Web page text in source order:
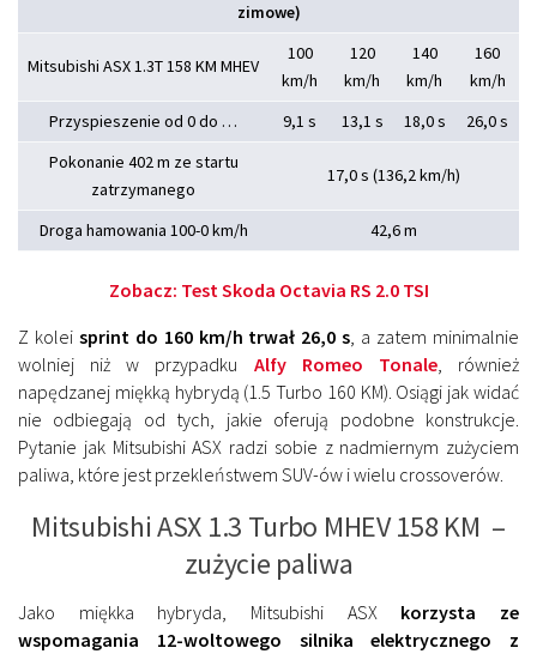
zimowe)
Mitsubishi ASX 1.3T 158 KM MHEV
100
km/h
120
km/h
140
km/h
160
km/h
Przyspieszenie od 0 do …
9,1 s 13,1 s 18,0 s
26,0 s
Pokonanie 402 m ze startu
zatrzymanego
17,0 s (136,2 km/h)
Droga hamowania 100-0 km/h 42,6 m
Zobacz: Test Skoda Octavia RS 2.0 TSI
Z kolei sprint do 160 km/h trwał 26,0 s, a zatem minimalnie
wolniej niż w przypadku Alfy Romeo Tonale, również
napędzanej miękką hybrydą (1.5 Turbo 160 KM). Osiągi jak widać
nie odbiegają od tych, jakie oferują podobne konstrukcje.
Pytanie jak Mitsubishi ASX radzi sobie z nadmiernym zużyciem
paliwa, które jest przekleństwem SUV-ów i wielu crossoverów.
Mitsubishi ASX 1.3 Turbo MHEV 158 KM –
zużycie paliwa
Jako miękka hybryda, Mitsubishi ASX korzysta ze
wspomagania 12-woltowego silnika elektrycznego z